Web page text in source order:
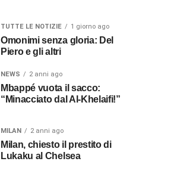
TUTTE LE NOTIZIE 1 giorno ago
Omonimi senza gloria: Del
Piero e gli altri
NEWS 2 anni ago
Mbappé vuota il sacco:
“Minacciato dal Al-Khelaifi!”
MILAN 2 anni ago
Milan, chiesto il prestito di
Lukaku al Chelsea